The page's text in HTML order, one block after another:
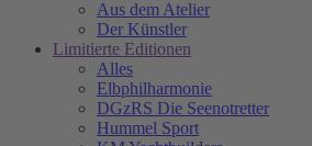
Aus dem Atelier
Der Künstler
Limitierte Editionen
Alles
Elbphilharmonie
DGzRS Die Seenotretter
Hummel Sport